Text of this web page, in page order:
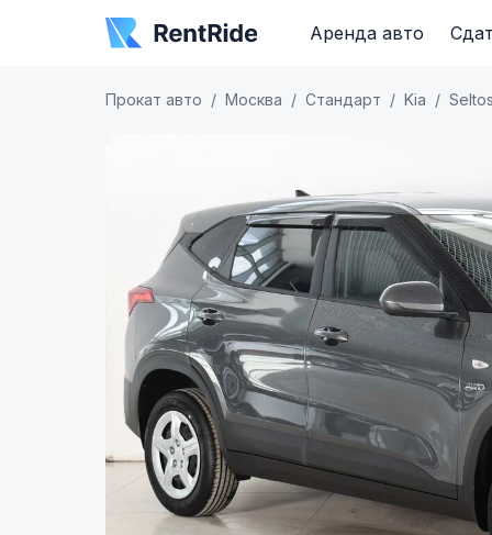
Аренда авто
Прокат авто Москва Стандарт Kia Seltos